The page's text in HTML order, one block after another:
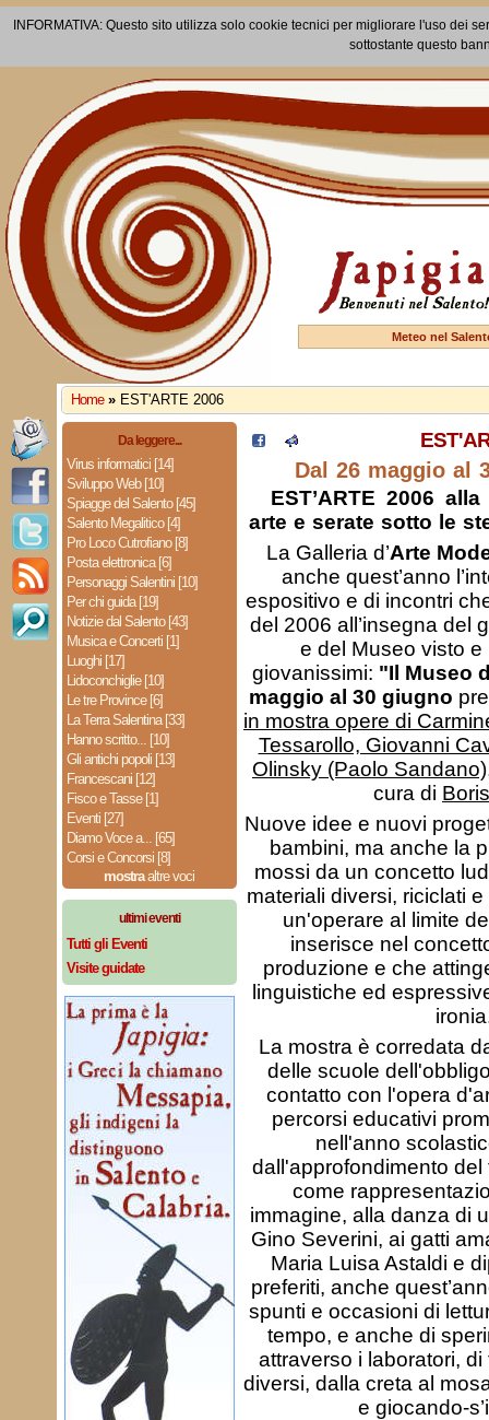
INFORMATIVA: Questo sito utilizza solo cookie tecnici per migliorare l'uso dei
sottostante questo
Meteo nel
Home » EST'ARTE 2006
Da leggere...
Virus informatici [14]
Sviluppo Web [10]
Spiagge del Salento [45]
Salento Megalitico [4]
Pro Loco Cutrofiano [8]
Posta elettronica [6]
Personaggi Salentini [10]
Per chi guida [19]
Notizie dal Salento [43]
Musica e Concerti [1]
Luoghi [17]
Lidoconchiglie [10]
Le tre Province [6]
La Terra Salentina [33]
Hanno scritto... [10]
Gli antichi popoli [13]
Francescani [12]
Fisco e Tasse [1]
Eventi [27]
Diamo Voce a... [65]
Corsi e Concorsi [8]
mostraaltre voci
ultimi eventi
Tutti gli Eventi
Visite guidate
Dal 26 maggio al
EST’ARTE 2006
arte e serate sotto le
La Galleria d’Arte
anche quest’anno
espositivo e di incontri
del 2006 all’insegna del
e del Museo visto e
giovanissimi: "Il Museo
maggio al 30 giugno
in mostra opere di
Tessarollo, Giovanni
Olinsky (Paolo
cura di
Nuove idee e nuovi
bambini, ma anche la
mossi da un concetto
materiali diversi, riciclati
un'operare al limite
inserisce nel
produzione e che
linguistiche ed
La mostra è corredata
delle scuole
contatto con l'opera
percorsi educativi
nell'anno
dall'approfondimento del
come
immagine, alla danza di
Gino Severini, ai gatti
Maria Luisa Astaldi e
preferiti, anche
spunti e occasioni di
tempo, e anche di
attraverso i laboratori,
diversi, dalla creta al
e giocando-